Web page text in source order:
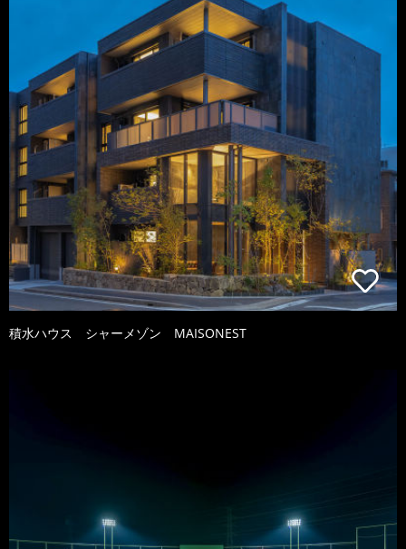
積水ハウス シャーメゾン MAISONEST